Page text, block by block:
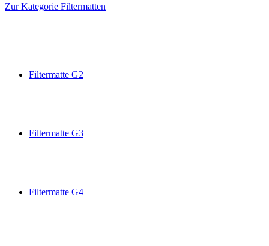
Zur Kategorie Filtermatten
Filtermatte G2
Filtermatte G3
Filtermatte G4